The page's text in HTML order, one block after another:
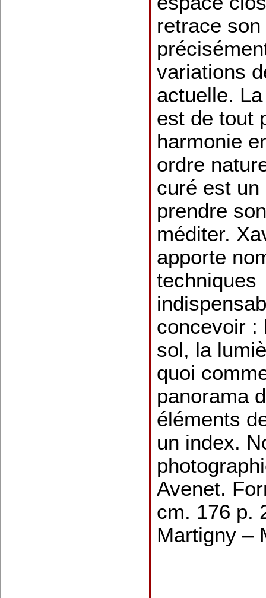
retrace
variations
actuelle.
est de tout
harmonie
ordre
curé est
prendre
méditer.
apporte
techniques
concevoir :
sol, la
quoi
panorama
éléments
un index.
Avenet.
cm. 176 p.
Martigny –